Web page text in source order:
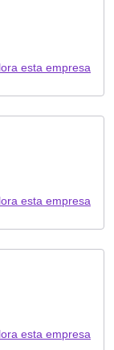
esta empresa
esta empresa
esta empresa